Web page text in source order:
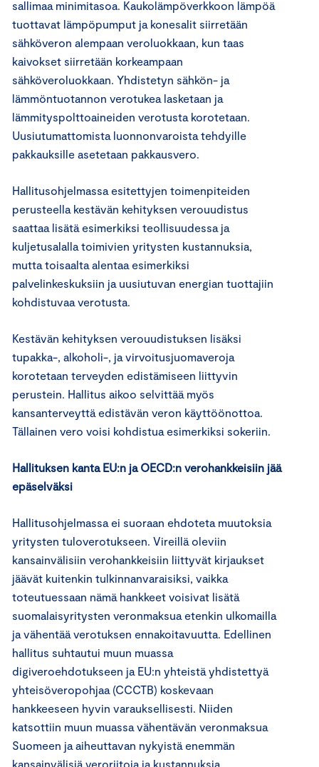
sallimaa minimitasoa. Kaukolämpöverkkoon lämpöä
tuottavat lämpöpumput ja konesalit siirretään
sähköveron alempaan veroluokkaan, kun taas
kaivokset siirretään korkeampaan
sähköveroluokkaan. Yhdistetyn sähkön- ja
lämmöntuotannon verotukea lasketaan ja
lämmityspolttoaineiden verotusta korotetaan.
Uusiutumattomista luonnonvaroista tehdyille
pakkauksille asetetaan pakkausvero.
Hallitusohjelmassa esitettyjen toimenpiteiden
perusteella kestävän kehityksen verouudistus
saattaa lisätä esimerkiksi teollisuudessa ja
kuljetusalalla toimivien yritysten kustannuksia,
mutta toisaalta alentaa esimerkiksi
palvelinkeskuksiin ja uusiutuvan energian tuottajiin
kohdistuvaa verotusta.
Kestävän kehityksen verouudistuksen lisäksi
tupakka-, alkoholi-, ja virvoitusjuomaveroja
korotetaan terveyden edistämiseen liittyvin
perustein. Hallitus aikoo selvittää myös
kansanterveyttä edistävän veron käyttöönottoa.
Tällainen vero voisi kohdistua esimerkiksi sokeriin.
Hallituksen kanta EU:n ja OECD:n verohankkeisiin jää
epäselväksi
Hallitusohjelmassa ei suoraan ehdoteta muutoksia
yritysten tuloverotukseen. Vireillä oleviin
kansainvälisiin verohankkeisiin liittyvät kirjaukset
jäävät kuitenkin tulkinnanvaraisiksi, vaikka
toteutuessaan nämä hankkeet voisivat lisätä
suomalaisyritysten veronmaksua etenkin ulkomailla
ja vähentää verotuksen ennakoitavuutta. Edellinen
hallitus suhtautui muun muassa
digiveroehdotukseen ja EU:n yhteistä yhdistettyä
yhteisöveropohjaa (CCCTB) koskevaan
hankkeeseen hyvin varauksellisesti. Niiden
katsottiin muun muassa vähentävän veronmaksua
Suomeen ja aiheuttavan nykyistä enemmän
kansainvälisiä veroriitoja ja kustannuksia